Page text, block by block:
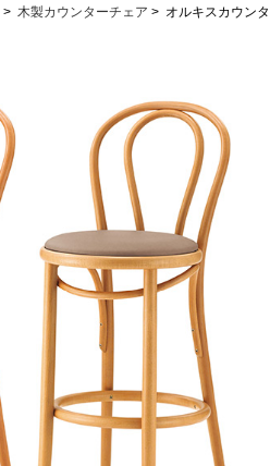
木製カウンターチェア オルキスカウン